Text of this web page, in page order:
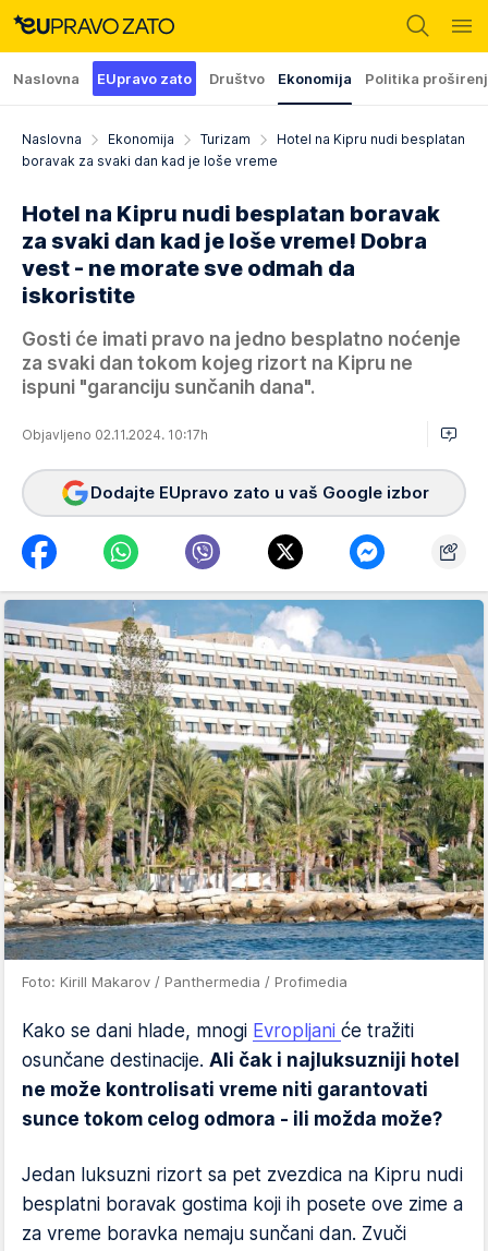
Naslovna EUpravo zato Društvo Ekonomija Politika
Naslovna Ekonomija Turizam
Hotel na Kipru nudi besplatan
boravak za svaki dan kad je loše vreme
Hotel na Kipru nudi besplatan boravak
za svaki dan kad je loše vreme! Dobra
vest - ne morate sve odmah da
iskoristite
Gosti će imati pravo na jedno besplatno noćenje
za svaki dan tokom kojeg rizort na Kipru ne
ispuni "garanciju sunčanih dana".
Objavljeno 02.11.2024. 10:17h
Dodajte EUpravo zato u vaš Google izbor
Foto: Kirill Makarov / Panthermedia / Profimedia
Kako se dani hlade, mnogi Evropljani će tražiti
osunčane destinacije. Ali čak i najluksuzniji hotel
ne može kontrolisati vreme niti garantovati
sunce tokom celog odmora - ili možda može?
Jedan luksuzni rizort sa pet zvezdica na Kipru nudi
besplatni boravak gostima koji ih posete ove zime a
za vreme boravka nemaju sunčani dan. Zvuči